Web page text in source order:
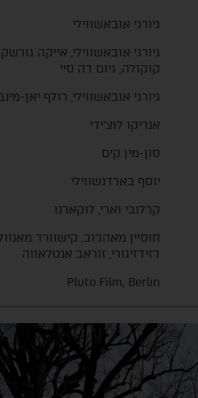
גיורגי אובאשווילי
גיורגי אובאשווילי, אייקה
קוקולה, גיום דה סיי
גיורגי אובאשווילי, רולף יאן-
אנריקו לוצ'ידי
סון-מין קים
יוסף בארדנשווילי
קרלובי וארי, לוקארנו
חוסיין מאהג'וב, קישוורד
דזידזיגורי, זוראב אנטלאווה
Pluto Film, Berlin